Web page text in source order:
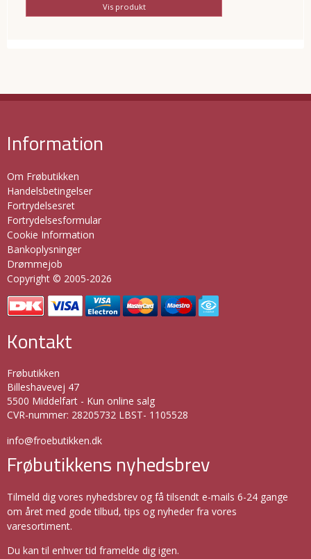
Vis produkt
Information
Om Frøbutikken
Handelsbetingelser
Fortrydelsesret
Fortrydelsesformular
Cookie Information
Bankoplysninger
Drømmejob
Copyright © 2005-2026
Kontakt
Frøbutikken
Billeshavevej 47
5500 Middelfart - Kun online salg
CVR-nummer: 28205732 LBST- 1105528
info@froebutikken.dk
Frøbutikkens nyhedsbrev
Tilmeld dig vores nyhedsbrev og få tilsendt e-mails 6-24 gange
om året med gode tilbud, tips og nyheder fra vores
varesortiment.
Du kan til enhver tid framelde dig igen.